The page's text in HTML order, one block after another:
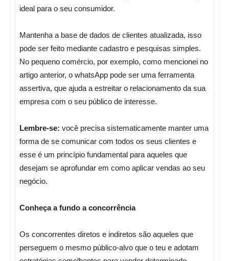
ideal para o seu consumidor.
Mantenha a base de dados de clientes atualizada, isso
pode ser feito mediante cadastro e pesquisas simples.
No pequeno comércio, por exemplo, como mencionei no
artigo anterior, o whatsApp pode ser uma ferramenta
assertiva, que ajuda a estreitar o relacionamento da sua
empresa com o seu público de interesse.
Lembre-se: você precisa sistematicamente manter uma
forma de se comunicar com todos os seus clientes e
esse é um princípio fundamental para aqueles que
desejam se aprofundar em como aplicar vendas ao seu
negócio.
Conheça a fundo a concorrência
Os concorrentes diretos e indiretos são aqueles que
perseguem o mesmo público-alvo que o teu e adotam